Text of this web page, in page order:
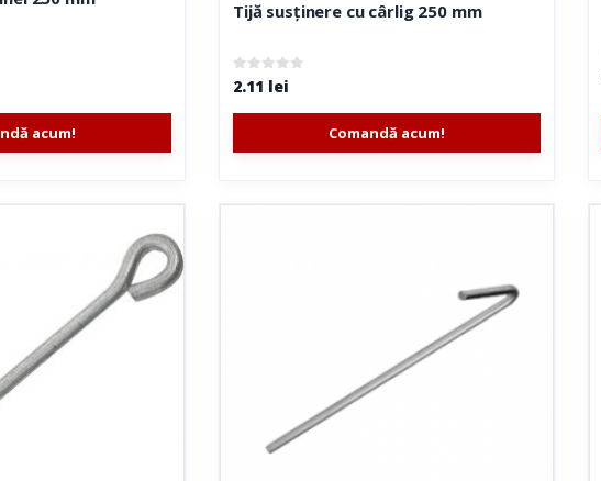
acum!
Tijă susținere cu cârlig 250 mm
0out of 5
2.11 lei
Comandă acum!